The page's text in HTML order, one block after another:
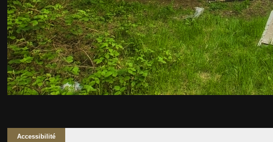
Accessibilité